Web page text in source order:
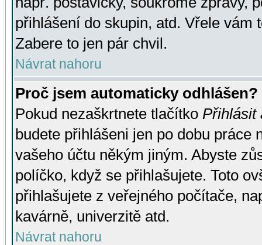
přihlášení do skupin, atd. Vřele vám
Zabere to jen pár chvil.
Návrat nahoru
Proč jsem automaticky odhlášen?
Pokud nezaškrtnete tlačítko Přihlásit
budete přihlášeni jen po dobu práce
vašeho účtu někým jiným. Abyste
políčko, když se přihlašujete. Toto
přihlašujete z veřejného počítače,
kavárně, univerzitě atd.
Návrat nahoru